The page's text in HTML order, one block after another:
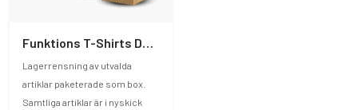
Funktions T-Shirts Dam - 40st
Lagerrensning av utvalda
artiklar paketerade som box.
Samtliga artiklar är i nyskick